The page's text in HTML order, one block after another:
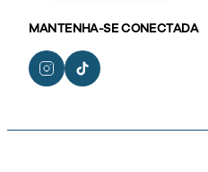
MANTENHA-SE CONECTADA